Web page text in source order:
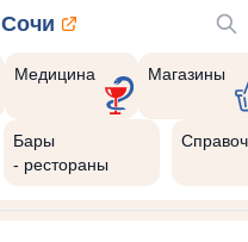
Сочи
Медицина Магазины
Бары
- рестораны